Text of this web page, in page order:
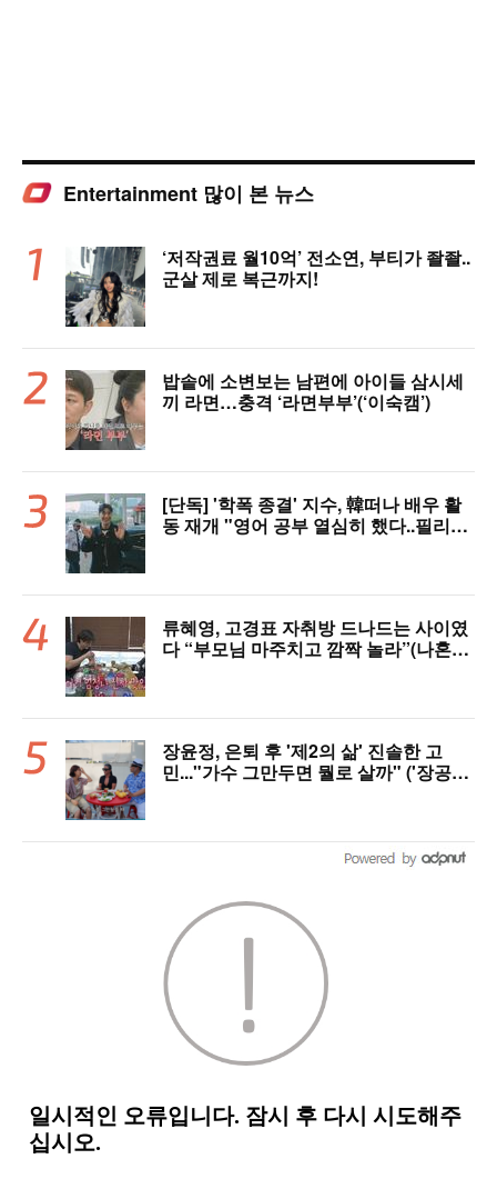
Entertainment 많이 본 뉴스
‘저작권료 월10억’ 전소연, 부티가 좔좔..
군살 제로 복근까지!
밥솥에 소변보는 남편에 아이들 삼시세
끼 라면…충격 ‘라면부부’(‘이숙캠’)
[단독] '학폭 종결' 지수, 韓떠나 배우 활
동 재개 "영어 공부 열심히 했다..필리핀
류혜영, 고경표 자취방 드나드는 사이였
다 “부모님 마주치고 깜짝 놀라”(나혼자
장윤정, 은퇴 후 '제2의 삶' 진솔한 고
민..."가수 그만두면 뭘로 살까" ('장공장